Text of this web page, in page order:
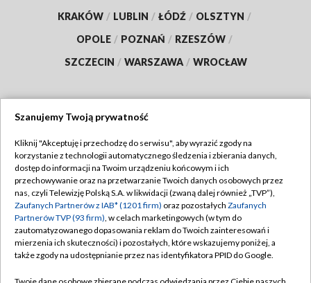
KRAKÓW / LUBLIN / ŁÓDŹ / OLSZTYN /
OPOLE / POZNAŃ / RZESZÓW /
SZCZECIN / WARSZAWA / WROCŁAW
TVP
Abonament TVP
Emisja w TVP
Centrum informacji TVP
Naziemna Telewizja Cyfrowa
Regulamin TVP
Polityka prywatności
Moje zgody
Pomoc
Szanujemy Twoją prywatność
Kliknij "Akceptuję i przechodzę do serwisu", aby wyrazić zgody na
korzystanie z technologii automatycznego śledzenia i zbierania danych,
dostęp do informacji na Twoim urządzeniu końcowym i ich
przechowywanie oraz na przetwarzanie Twoich danych osobowych przez
nas, czyli Telewizję Polską S.A. w likwidacji (zwaną dalej również „TVP”),
Zaufanych Partnerów z IAB* (1201 firm) oraz pozostałych Zaufanych
Partnerów TVP (93 firm), w celach marketingowych (w tym do
zautomatyzowanego dopasowania reklam do Twoich zainteresowań i
mierzenia ich skuteczności) i pozostałych, które wskazujemy poniżej, a
także zgody na udostępnianie przez nas identyfikatora PPID do Google.